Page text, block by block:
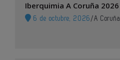
Iberquimia A Coruña 2026
6 de octubre, 2026 /A Coruña